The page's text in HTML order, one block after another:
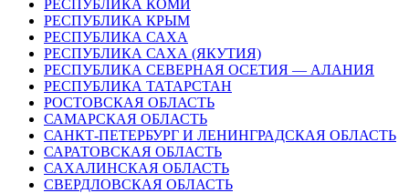
РЕСПУБЛИКА КОМИ
РЕСПУБЛИКА КРЫМ
РЕСПУБЛИКА САХА
РЕСПУБЛИКА САХА (ЯКУТИЯ)
РЕСПУБЛИКА СЕВЕРНАЯ ОСЕТИЯ — АЛАНИЯ
РЕСПУБЛИКА ТАТАРСТАН
РОСТОВСКАЯ ОБЛАСТЬ
САМАРСКАЯ ОБЛАСТЬ
САНКТ-ПЕТЕРБУРГ И ЛЕНИНГРАДСКАЯ ОБЛАСТЬ
САРАТОВСКАЯ ОБЛАСТЬ
САХАЛИНСКАЯ ОБЛАСТЬ
СВЕРДЛОВСКАЯ ОБЛАСТЬ